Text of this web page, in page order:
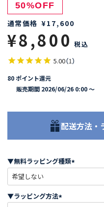
50%OFF
通常価格 ¥17,600
¥8,800 税込
5.00（1）
80 ポイント還元
販売期間 2026/06/26 0:00〜
配送方法・
▼無料ラッピング種類
必
)
▼ラッピング方法